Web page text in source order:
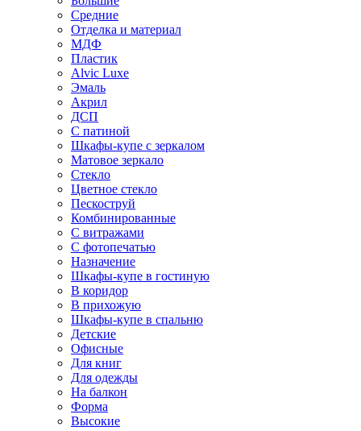
Средние
Отделка и материал
МДФ
Пластик
Alvic Luxe
Эмаль
Акрил
ДСП
С патиной
Шкафы-купе с зеркалом
Матовое зеркало
Стекло
Цветное стекло
Пескоструй
Комбинированные
С витражами
С фотопечатью
Назначение
Шкафы-купе в гостиную
В коридор
В прихожую
Шкафы-купе в спальню
Детские
Офисные
Для книг
Для одежды
На балкон
Форма
Высокие